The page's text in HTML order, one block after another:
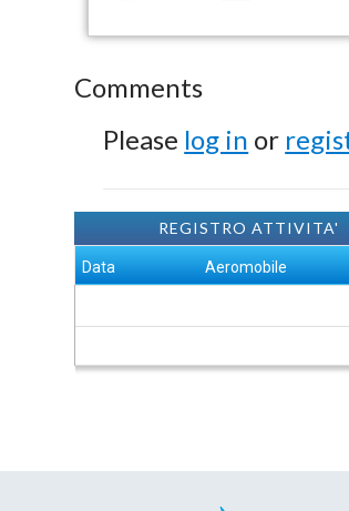
Comments
Please log in or
REGISTRO ATTIVITA'
Data Aeromobile